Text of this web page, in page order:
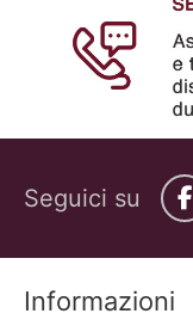
Seguici su
Informazioni